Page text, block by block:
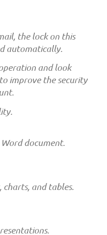
the lock on this
automatically.
and look
improve the security
document.
charts, and tables.